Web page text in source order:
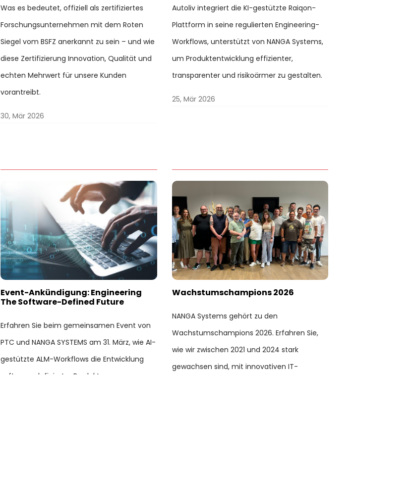
30, Mär 2026
Was es bedeutet, offiziell als zertifiziertes
Forschungsunternehmen mit dem Roten
Siegel vom BSFZ anerkannt zu sein – und wie
diese Zertifizierung Innovation, Qualität und
echten Mehrwert für unsere Kunden
vorantreibt.
25, Mär 2026
Autoliv integriert die KI-gestützte Raiqon-
Plattform in seine regulierten Engineering-
Workflows, unterstützt von NANGA Systems,
um Produktentwicklung effizienter,
transparenter und risikoärmer zu gestalten.
Event-Ankündigung: Engineering
The Software-Defined Future
Erfahren Sie beim gemeinsamen Event von
PTC und NANGA SYSTEMS am 31. März, wie AI-
gestützte ALM-Workflows die Entwicklung
software-definierter Produkte
Wachstumschampions 2026
NANGA Systems gehört zu den
Wachstumschampions 2026. Erfahren Sie,
wie wir zwischen 2021 und 2024 stark
gewachsen sind, mit innovativen IT-